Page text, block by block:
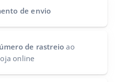
de envio
de rastreio ao
online